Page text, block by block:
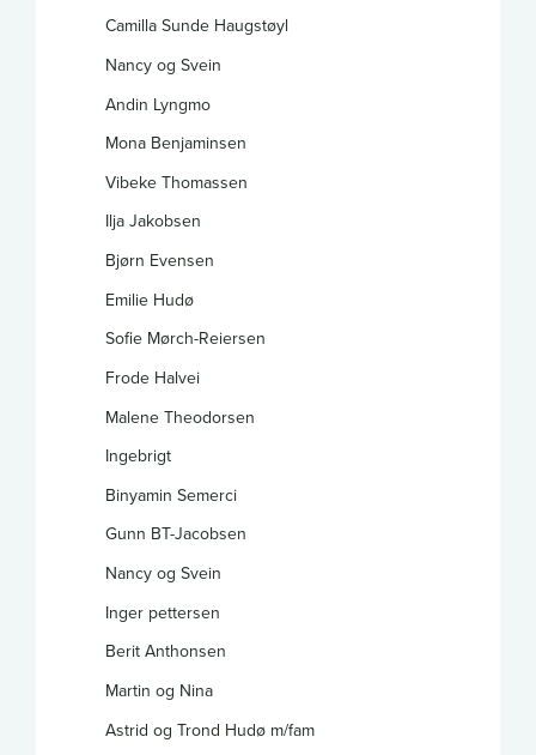
Camilla Sunde Haugstøyl
Nancy og Svein
Andin Lyngmo
Mona Benjaminsen
Vibeke Thomassen
Ilja Jakobsen
Bjørn Evensen
Emilie Hudø
Sofie Mørch-Reiersen
Frode Halvei
Malene Theodorsen
Ingebrigt
Binyamin Semerci
Gunn BT-Jacobsen
Nancy og Svein
Inger pettersen
Berit Anthonsen
Martin og Nina
Astrid og Trond Hudø m/fam